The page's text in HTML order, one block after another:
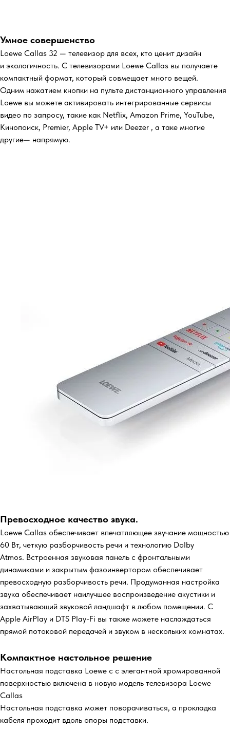
Умное совершенство
Loewe Callas 32 — телевизор для всех, кто ценит дизайн
и экологичность. С телевизорами Loewe Callas вы получаете
компактный формат, который совмещает много вещей.
Одним нажатием кнопки на пульте дистанционного управления
Loewe вы можете активировать интегрированные сервисы
видео по запросу, такие как Netflix, Amazon Prime, YouTube,
Кинопоиск, Premier, Apple TV+ или Deezer , а таке многие
другие— напрямую.
Превосходное качество звука.
Loewe Сallas обеспечивает впечатляющее звучание мощностью
60 Вт, четкую разборчивость речи и технологию Dolby
Atmos. Встроенная звуковая панель с фронтальными
динамиками и закрытым фазоинвертором обеспечивает
превосходную разборчивость речи. Продуманная настройка
звука обеспечивает наилучшее воспроизведение акустики и
захватывающий звуковой ландшафт в любом помещении. С
Apple AirPlay и DTS Play-Fi вы также можете наслаждаться
прямой потоковой передачей и звуком в нескольких комнатах.
Компактное настольное решение
Настольная подставка Loewe c с элегантной хромированной
поверхностью включена в новую модель телевизора Loewe
Callas
Настольная подставка может поворачиваться, а прокладка
кабеля проходит вдоль опоры подставки.